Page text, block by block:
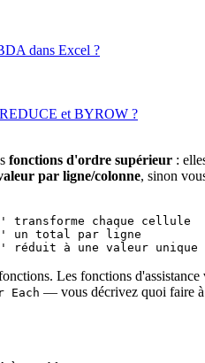
dans Excel ?
et BYROW ?
fonctions d'ordre supérieur :
par ligne/colonne, sinon
transforme chaque cellule
' un total par ligne
Les fonctions
Each — vous décrivez quoi faire à